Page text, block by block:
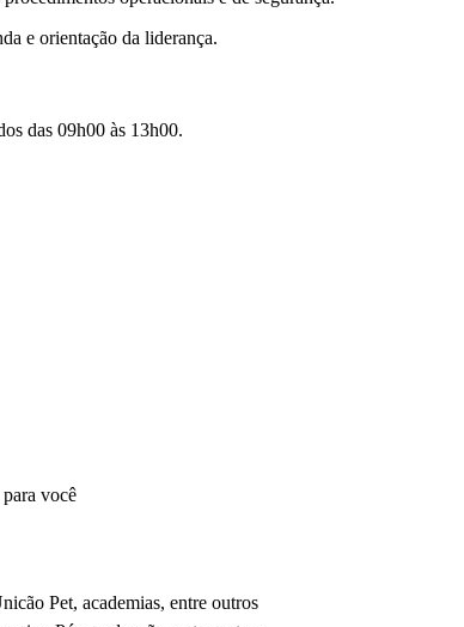
e orientação da liderança.
das 09h00 às 13h00.
você
Pet, academias, entre outros